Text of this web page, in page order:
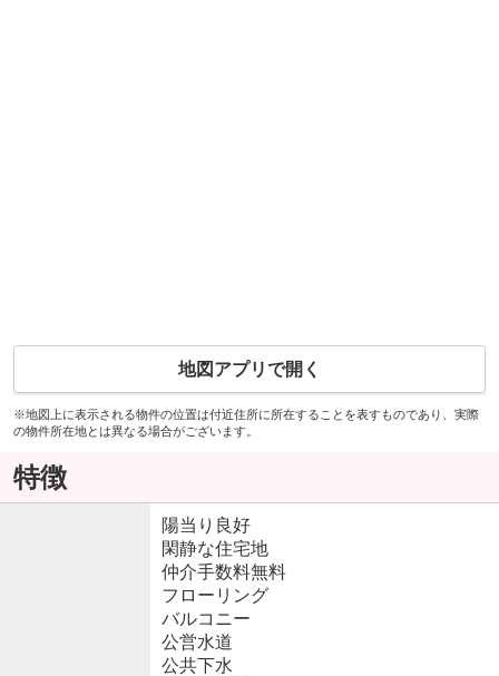
地図アプリで開く
※地図上に表示される物件の位置は付近住所に所在することを表すものであり、実際
の物件所在地とは異なる場合がございます。
特徴
陽当り良好
閑静な住宅地
仲介手数料無料
フローリング
バルコニー
公営水道
公共下水